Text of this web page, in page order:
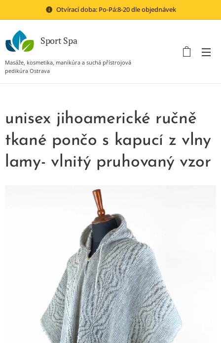
Otvírací doba: Po-Pá:8-20 dle objednávek
Sport Spa
Masáže, kosmetika, manikúra a suchá přístrojová
pedikúra Ostrava
unisex jihoamerické ručně
tkané pončo s kapucí z vlny
lamy- vlnitý pruhovaný vzor